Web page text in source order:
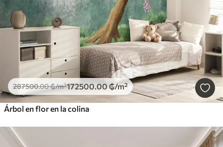
287500.00₲/m²172500.00 ₲/m²
Árbol en flor en la colina